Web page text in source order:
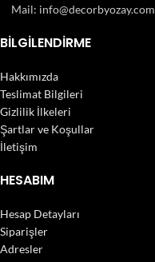
Mail: info@decorbyozay.com
BILGILENDIRME
Hakkımızda
Teslimat Bilgileri
Gizlilik İlkeleri
Şartlar ve Koşullar
İletişim
HESABIM
Hesap Detayları
Siparişler
Adresler